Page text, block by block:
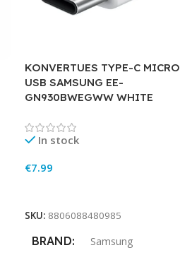
KONVERTUES TYPE-C MICRO
USB SAMSUNG EE-
GN930BWEGWW WHITE
In stock
€7.99
SKU: 8806088480985
BRAND Samsung